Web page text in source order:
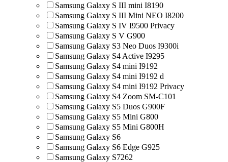
Samsung Galaxy S III mini I8190
Samsung Galaxy S III Mini NEO I8200
Samsung Galaxy S IV I9500 Privacy
Samsung Galaxy S V G900
Samsung Galaxy S3 Neo Duos I9300i
Samsung Galaxy S4 Active I9295
Samsung Galaxy S4 mini I9192
Samsung Galaxy S4 mini I9192 d
Samsung Galaxy S4 mini I9192 Privacy
Samsung Galaxy S4 Zoom SM-C101
Samsung Galaxy S5 Duos G900F
Samsung Galaxy S5 Mini G800
Samsung Galaxy S5 Mini G800H
Samsung Galaxy S6
Samsung Galaxy S6 Edge G925
Samsung Galaxy S7262